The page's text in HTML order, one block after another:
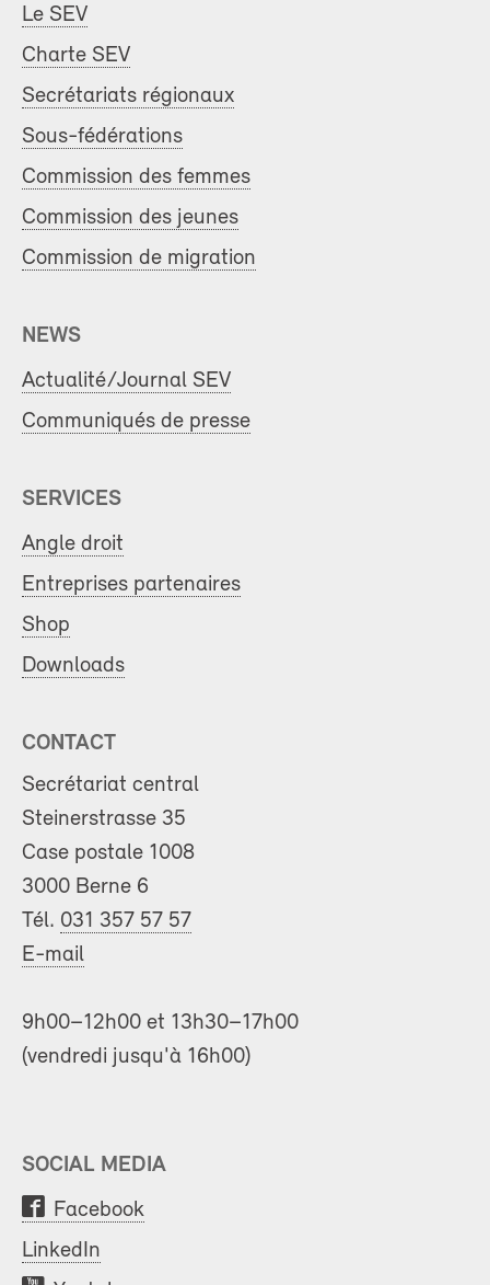
Le SEV
Charte SEV
Secrétariats régionaux
Sous-fédérations
Commission des femmes
Commission des jeunes
Commission de migration
NEWS
Actualité/Journal SEV
Communiqués de presse
SERVICES
Angle droit
Entreprises partenaires
Shop
Downloads
CONTACT
Secrétariat central
Steinerstrasse 35
Case postale 1008
3000 Berne 6
Tél. 031 357 57 57
E-mail
9h00–12h00 et 13h30–17h00
(vendredi jusqu'à 16h00)
SOCIAL MEDIA
Facebook
LinkedIn